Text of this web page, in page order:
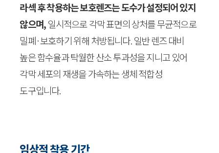
라섹 후 착용하는 보호렌즈는 도수가 설정되어 있지
않으며,일시적으로 각막 표면의 상처를 무균적으로
밀폐·보호하기 위해 처방됩니다. 일반 렌즈 대비
높은 함수율과 탁월한 산소 투과성을 지니고 있어
각막 세포의 재생을 가속하는 생체 적합성
도구입니다.
임상적 착용 기간